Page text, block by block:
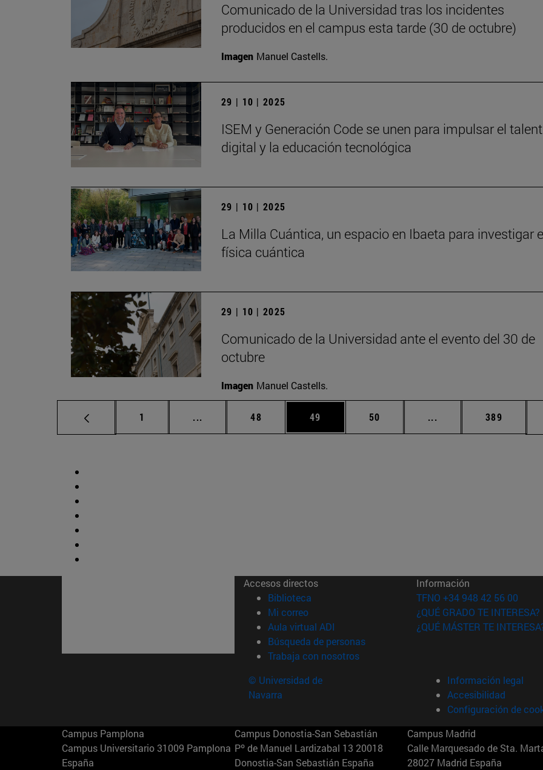
Comunicado de la Universidad tras los incidentes
producidos en el campus esta tarde (30 de octubre)
Imagen Manuel Castells.
29 | 10 | 2025
ISEM y Generación Code se unen para impulsar el
digital y la educación tecnológica
29 | 10 | 2025
La Milla Cuántica, un espacio en Ibaeta para investigar
física cuántica
29 | 10 | 2025
Comunicado de la Universidad ante el evento del 30 de
octubre
Imagen Manuel Castells.
Página
1 ... Páginas intermedias Use TAB para desplazarse.
Página
48 Página
49 Página
50 ... Páginas intermedias
Página
389
Accesos directos
Biblioteca (abre en nueva ventana)
Mi correo(abre en nueva ventana)
Aula virtual ADI (abre en nueva ventana)
Búsqueda de personas(abre en nueva ventana)
Trabaja con nosotros(abre en nueva ventana)
Información
TFNO +34 948 42 56 00
¿QUÉ GRADO TE INTERESA?
¿QUÉ MÁSTER TE
© Universidad de
Navarra
Información legal
Accesibilidad
Configuración de
Campus Pamplona
Campus Universitario 31009 Pamplona
España
Campus Donostia-San Sebastián
Pº de Manuel Lardizabal 13 20018
Donostia-San Sebastián España
Campus Madrid
Calle Marquesado de Sta.
28027 Madrid España